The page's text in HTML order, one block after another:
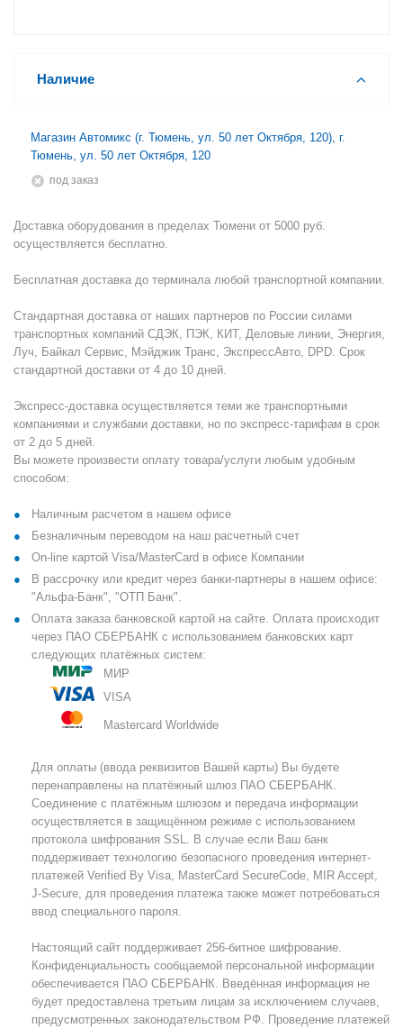
Наличие
Магазин Автомикс (г. Тюмень, ул. 50 лет Октября, 120), г.
Тюмень, ул. 50 лет Октября, 120
Под заказ
Доставка оборудования в пределах Тюмени от 5000 руб.
осуществляется бесплатно.
Бесплатная доставка до терминала любой транспортной компании.
Стандартная доставка от наших партнеров по России силами
транспортных компаний СДЭК, ПЭК, КИТ, Деловые линии, Энергия,
Луч, Байкал Сервис, Мэйджик Транс, ЭкспрессАвто, DPD. Срок
стандартной доставки от 4 до 10 дней.
Экспресс-доставка осуществляется теми же транспортными
компаниями и службами доставки, но по экспресс-тарифам в срок
от 2 до 5 дней.
Вы можете произвести оплату товара/услуги любым удобным
способом:
Наличным расчетом в нашем офисе
Безналичным переводом на наш расчетный счет
On-line картой Visa/MasterCard в офисе Компании
В рассрочку или кредит через банки-партнеры в нашем офисе:
"Альфа-Банк", "ОТП Банк".
Оплата заказа банковской картой на сайте. Оплата происходит
через ПАО СБЕРБАНК с использованием банковских карт
следующих платёжных систем:
МИР
VISA
Mastercard Worldwide
Для оплаты (ввода реквизитов Вашей карты) Вы будете
перенаправлены на платёжный шлюз ПАО СБЕРБАНК.
Соединение с платёжным шлюзом и передача информации
осуществляется в защищённом режиме с использованием
протокола шифрования SSL. В случае если Ваш банк
поддерживает технологию безопасного проведения интернет-
платежей Verified By Visa, MasterCard SecureCode, MIR Accept,
J-Secure, для проведения платежа также может потребоваться
ввод специального пароля.
Настоящий сайт поддерживает 256-битное шифрование.
Конфиденциальность сообщаемой персональной информации
обеспечивается ПАО СБЕРБАНК. Введённая информация не
будет предоставлена третьим лицам за исключением случаев,
предусмотренных законодательством РФ. Проведение платежей